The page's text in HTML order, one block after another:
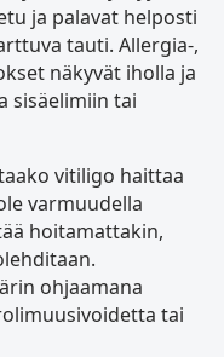
ja palavat helposti
tauti. Allergia-,
näkyvät iholla ja
sisäelimiin tai
vitiligo haittaa
varmuudella
hoitamattakin,
ohjaamana
tai